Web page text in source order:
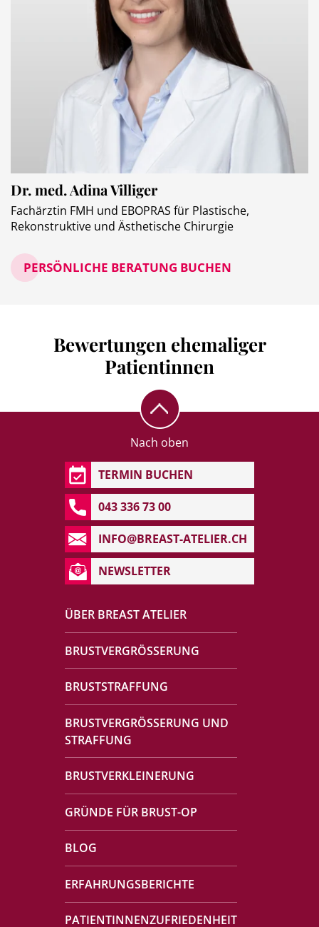
Dr. med. Adina Villiger
Fachärztin FMH und EBOPRAS für Plastische,
Rekonstruktive und Ästhetische Chirurgie
PERSÖNLICHE BERATUNG BUCHEN
Bewertungen ehemaliger
Patientinnen
Nach oben
TERMIN BUCHEN
043 336 73 00
INFO@BREAST-ATELIER.CH
NEWSLETTER
ÜBER BREAST ATELIER
BRUSTVERGRÖSSERUNG
BRUSTSTRAFFUNG
BRUSTVERGRÖSSERUNG UND
STRAFFUNG
BRUSTVERKLEINERUNG
GRÜNDE FÜR BRUST-OP
BLOG
ERFAHRUNGSBERICHTE
PATIENTINNENZUFRIEDENHEIT